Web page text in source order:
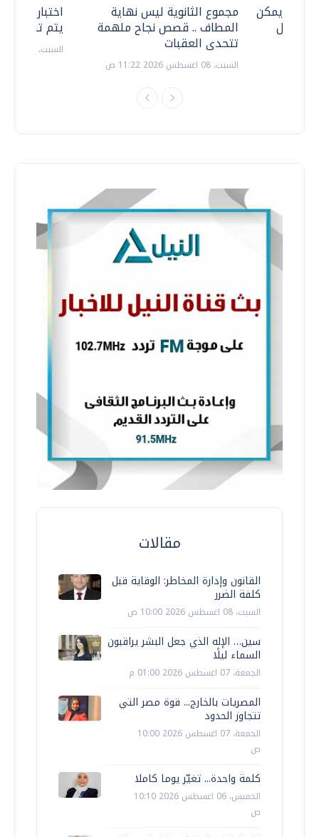
اختبارات
يتم
السبت، 18 يوليو 2026 09:22 ص
مجموع الثانوية ليس نهاية
المطاف .. قصص نجاح ملهمة
تتحدى العقبات
السبت، 08 اغسطس 2026 11:22 ص
.. هل يمكن
نتعامل
مقالات
القانون وإدارة المخاطر: الوقاية قبل
كلفة الضرر
السبت، 08 اغسطس 2026 10:00 ص
سين… الإله الذي جعل البشر يراقبون
السماء ليلًا
الجمعة، 07 اغسطس 2026 01:00 م
المصريات بالخارج... قوة مصر التي
تتجاوز الحدود
الجمعة، 07 اغسطس 2026 10:00
ص
كلمة واحدة... تغيّر يوما كاملا
الخميس، 06 اغسطس 2026 10:10
ص